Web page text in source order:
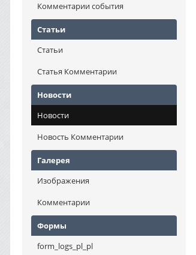
Комментарии события
Статьи
Статьи
Статья Комментарии
Новости
Новости
Новость Комментарии
Галерея
Изображения
Комментарии
Формы
form_logs_pl_pl